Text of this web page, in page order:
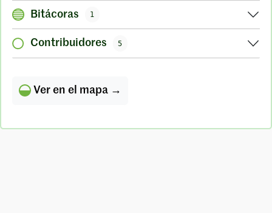
Bitácoras 1
Contribuidores 5
Ver en el mapa →